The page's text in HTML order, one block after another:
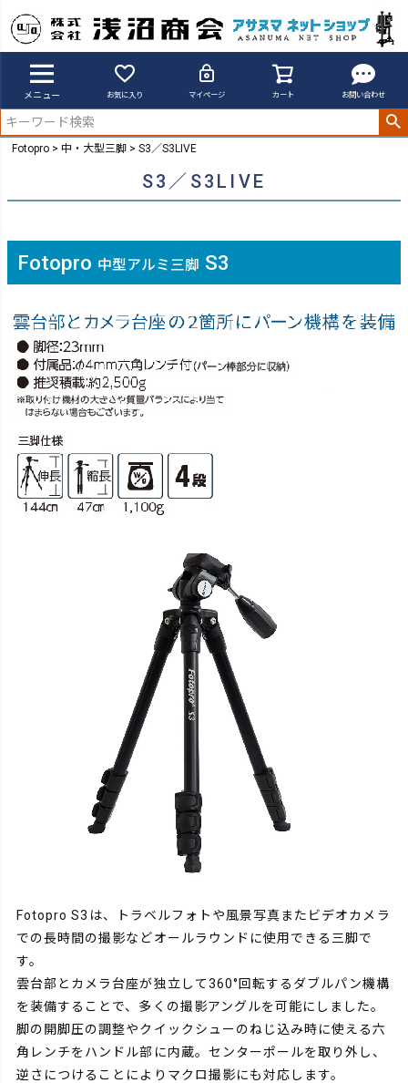
メニュー お気に入り マイページ カート お問い合わせ
Fotopro 中・大型三脚 S3／S3LIVE
S3／S3LIVE
Fotopro 中型アルミ三脚 S3
Fotopro S3は、トラベルフォトや風景写真またビデオカメラ
での長時間の撮影などオールラウンドに使用できる三脚で
す。
雲台部とカメラ台座が独立して360°回転するダブルパン機構
を装備することで、多くの撮影アングルを可能にしました。
脚の開脚圧の調整やクイックシューのねじ込み時に使える六
角レンチをハンドル部に内蔵。センターポールを取り外し、
逆さにつけることによりマクロ撮影にも対応します。